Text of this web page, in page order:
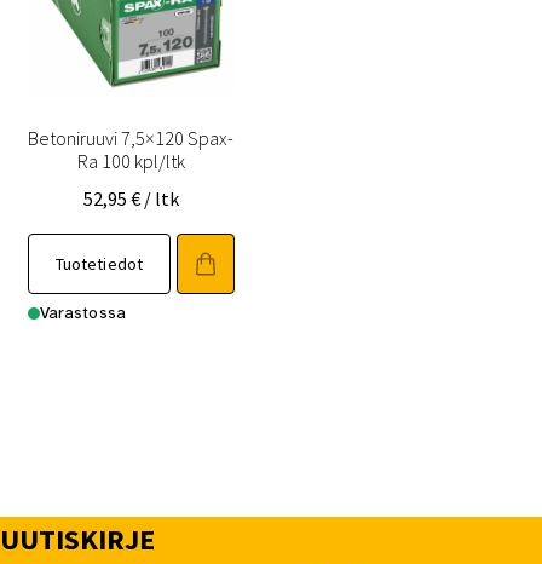
Betoniruuvi 7,5×120 Spax-
Ra 100 kpl/ltk
52,95 € / ltk
Tuotetiedot
Varastossa
UUTISKIRJE